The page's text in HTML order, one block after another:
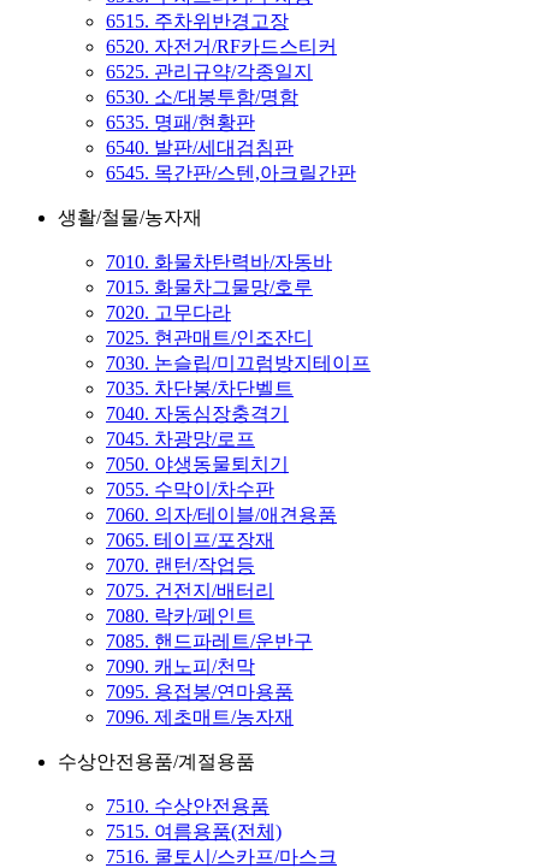
6515. 주차위반경고장
6520. 자전거/RF카드스티커
6525. 관리규약/각종일지
6530. 소/대봉투함/명함
6535. 명패/현황판
6540. 발판/세대검침판
6545. 목간판/스텐,아크릴간판
생활/철물/농자재
7010. 화물차탄력바/자동바
7015. 화물차그물망/호루
7020. 고무다라
7025. 현관매트/인조잔디
7030. 논슬립/미끄럼방지테이프
7035. 차단봉/차단벨트
7040. 자동심장충격기
7045. 차광망/로프
7050. 야생동물퇴치기
7055. 수막이/차수판
7060. 의자/테이블/애견용품
7065. 테이프/포장재
7070. 랜턴/작업등
7075. 건전지/배터리
7080. 락카/페인트
7085. 핸드파레트/운반구
7090. 캐노피/천막
7095. 용접봉/연마용품
7096. 제초매트/농자재
수상안전용품/계절용품
7510. 수상안전용품
7515. 여름용품(전체)
7516. 쿨토시/스카프/마스크